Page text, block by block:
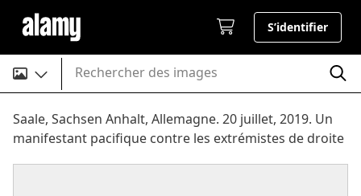
S’identifier
Rechercher des images
Saale, Sachsen Anhalt, Allemagne. 20 juillet, 2019. Un
manifestant pacifique contre les extrémistes de droite